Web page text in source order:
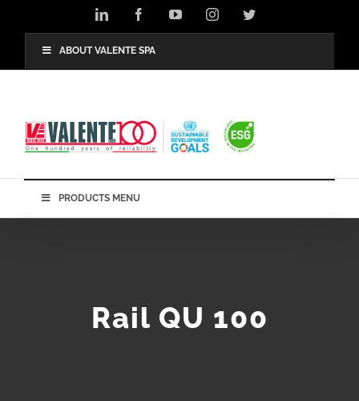
LinkedIn FacebookYouTubeInstagramTwitter
ABOUT VALENTE SPA
PRODUCTS MENU
Rail QU 100